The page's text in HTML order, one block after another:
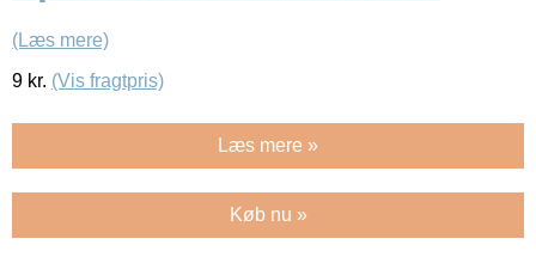
(Læs mere)
9 kr. (Vis fragtpris)
Læs mere »
Køb nu »